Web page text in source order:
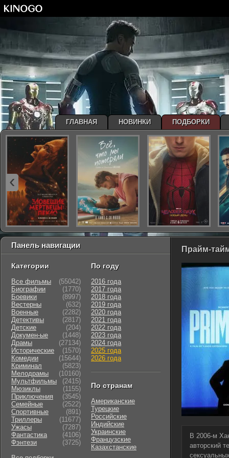
Прайм-
В 2006-м
авторский
Панель навигации
Категории
Все фильмы
(55042)
Биографии
(1770)
Боевики
(8997)
Вестерны
(632)
Военные
(2282)
Детективы
(2817)
Детские
(204)
Докумен-ые
(1448)
Драмы
(27134)
Исторические
(1570)
Комедии
(15644)
Криминал
(5823)
Мелодрамы
(10160)
Мультфильмы
(2415)
Мюзиклы
(1155)
Приключения
(3545)
Семейные
(2522)
Cпортивные
(891)
Триллеры
(11677)
Ужасы
(7287)
Фантастика
(4106)
Фэнтези
(3725)
По году
2016 года
2017 года
2018 года
2019 года
2020 года
2021 года
2022 года
2023 года
2024 года
2025 года
2026 года
По странам
Американские
Турецкие
Российские
Индийские
Украинские
Французские
Казахстанские
ГЛАВНАЯ НОВИНКИ ПОДБОРКИ
‹